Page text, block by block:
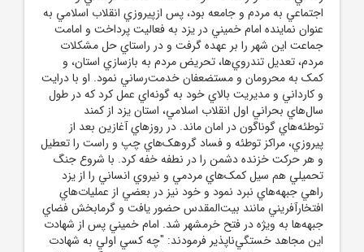
اجتماعي به مردم و جامعه بود، پس ازپيروزي انقلاب اسلامي به
عنوان نماينده امام خميني در يزد به فعاليت پرداخت و امامت
جماعت اين شهر را بر عهده گرفت و در راستاي حل مشکلات
مردم، تعديل تندروي‌ها، تحريض مردم به بازسازي استان، و
کمک به محرومان و مستضعفان خدمت‌رساني نمود. او با درايت
و کارداني و مديريت بالاي خود به گونه‌اي عمل کرد که در طول
سال‌هاي بحراني اول انقلاب اسلامي، استان يزد از کمند
توطئه‌هاي گوناگون در امان ماند. در روزهاي آغازين بعد از
پيروزي، مراکز توطئه و فساد گروهک‌هاي چپ و راست را تعطيل
و هر حرکت خزنده دشمن را در نطفه خفه کرد. با شروع جنگ
تحميلي هم سيل کمک‌هاي مردمي و نيروي انساني را از يزد
راهي جبهه‌هاي نبرد نمود و خود نيز در بعضي از عمليات‌هاي
افتخارآفريني مانند بيت‌المقدس حضور يافت و گرمابخش فضاي
جبهه‌ها به ويژه در فتح خرمشهر شد. امام خميني پس از شهادت
اين مجاهد خستگي‌ناپذير فرمودند: "چه کسي اولي به شهادت